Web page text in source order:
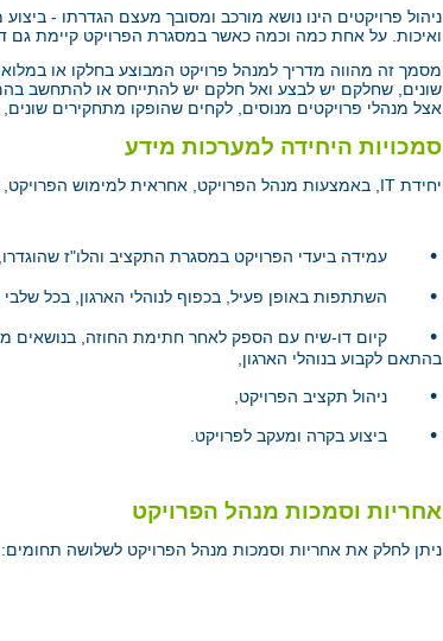
ניהול פרויקטים הינו נושא מורכב ומסובך מעצם הגדרתו -
ואיכות. על אחת כמה וכמה כאשר במסגרת הפרויקט קיימת גם
מסמך זה מהווה מדריך למנהל פרויקט המבוצע בחלקו או
שונים, שחלקם יש לבצע ואל חלקם יש להתייחס או להתחשב
אצל מנהלי פרויקטים מנוסים, לקחים שהופקו מתחקירים שונים,
סמכויות היחידה למערכות מידע
יחידת IT, באמצעות מנהל הפרויקט, אחראית למימוש הפרויקט, על מרכיבי הפיתוח, ההצטיידות וההטמעה של המערכת ובכלל זה:
• עמידה ביעדי הפרויקט במסגרת התקציב והלו"ז שהוגדרו,
• השתתפות באופן פעיל, בכפוף לנוהלי הארגון, בכל
• קיום דו-שיח עם הספק לאחר חתימת החוזה, בנושאים
בהתאם לקבוע בנוהלי הארגון,
• ניהול תקציב הפרויקט,
• ביצוע בקרה ומעקב לפרויקט.
אחריות וסמכות מנהל הפרויקט
ניתן לחלק את אחריות וסמכות מנהל הפרויקט לשלושה תחומים: